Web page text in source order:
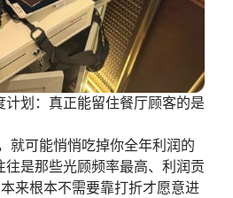
计划：真正能留住餐厅顾客的是
就可能悄悄吃掉你全年利润的
是那些光顾频率最高、利润贡
来根本不需要靠打折才愿意进